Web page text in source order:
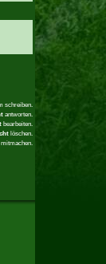
schreiben.
antworten.
bearbeiten.
löschen.